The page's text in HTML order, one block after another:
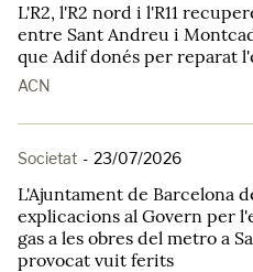
L'R2, l'R2 nord i l'R11
entre Sant Andreu i
que Adif donés per reparat
ACN
Societat - 23/07/2026
L'Ajuntament de Barcelona
explicacions al Govern per
gas a les obres del metro a
provocat vuit ferits